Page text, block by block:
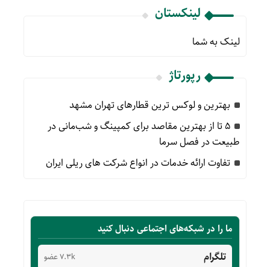
لینکستان
لینک به شما
رپورتاژ
بهترین و لوکس ترین قطارهای تهران مشهد
۵ تا از بهترین مقاصد برای کمپینگ و شب‌مانی در
طبیعت در فصل سرما
تفاوت ارائه خدمات در انواع شرکت های ریلی ایران
ما را در شبکه‌های اجتماعی دنبال کنید
تلگرام 7.3k عضو